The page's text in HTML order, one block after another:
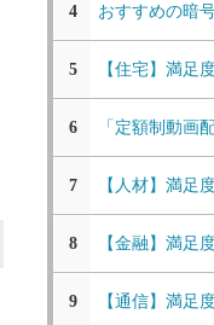
4 おすすめの暗
5 【住宅】満
6 「定額制動画
7 【人材】満足
8 【金融】満足
9 【通信】満足